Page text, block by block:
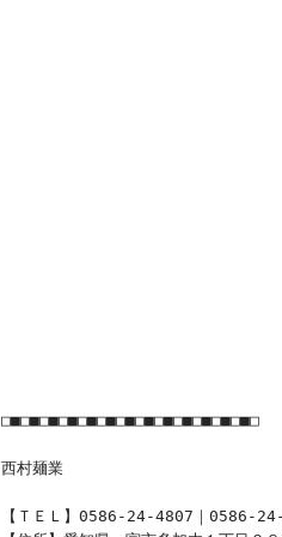
□■□■□■□■□■□■□■□■□■□■□■□■□■□
西村麺業
【ＴＥＬ】0586-24-4807｜0586-